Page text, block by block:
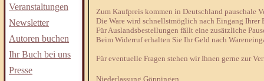
Veranstaltungen
Newsletter
Autoren buchen
Ihr Buch bei uns
Presse
Zum Kaufpreis kommen in Deutschland pauschale
Die Ware wird schnellstmöglich nach Eingang Ihrer
Für Auslandsbestellungen fällt eine zusätzliche
Beim Widerruf erhalten Sie Ihr Geld nach
Für eventuelle Fragen stehen wir Ihnen gerne zur
Niederlassung Göppingen